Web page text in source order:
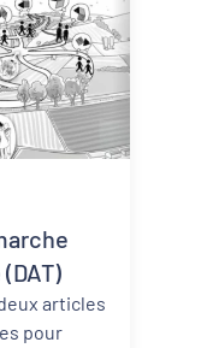
articles
pour